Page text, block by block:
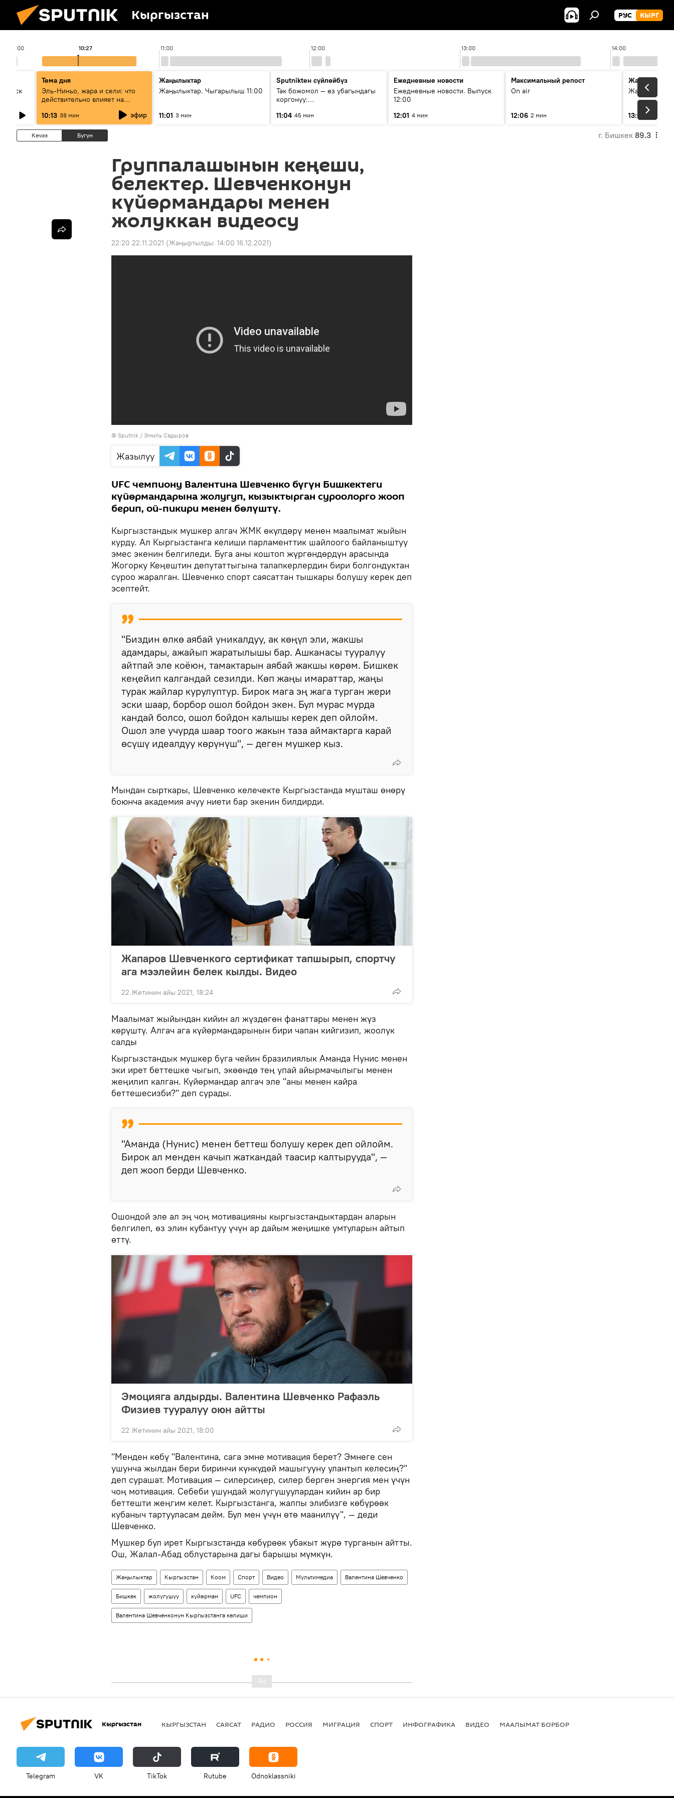
Кыргызстан РУС КЫРГ
10:00 11:00 12:00 13:00 14:00
10:27
Тема дня
Эль-Ниньо, жара и сели: что
действительно влияет на
10:13 38 мин эфир
Жаңылыктар
Жаңылыктар. Чыгарылыш 11:00
11:01 3 мин
Sputnikteн сүйлөйбүз
Так божомол — өз убагындагы
коргонуу:
кантип өркүндөтүлүүдө
11:04 45 мин
Ежедневные новости
Ежедневные новости. Выпуск
12:00
12:01 4 мин
Максимальный репост
On air
12:06 2 мин
Жаңылыктар
13:01 3 мин
Кечээ Бүгүн г. Бишкек 89.3
Группалашынын кеңеши,
белектер. Шевченконун
күйөрмандары менен
жолуккан видеосу
22:20 22.11.2021 (Жаңыртылды: 14:00 16.12.2021)
© Sputnik / Эмиль Садыров
Жазылуу
UFC чемпиону Валентина Шевченко бүгүн Бишкектеги
күйөрмандарына жолугуп, кызыктырган суроолорго жооп
берип, ой-пикири менен бөлүштү.
Кыргызстандык мушкер алгач ЖМК өкүлдөрү менен маалымат жыйын
курду. Ал Кыргызстанга келиши парламенттик шайлоого байланыштуу
эмес экенин белгиледи. Буга аны коштоп жүргөндөрдүн арасында
Жогорку Кеңештин депутаттыгына талапкерлердин бири болгондуктан
суроо жаралган. Шевченко спорт саясаттан тышкары болушу керек деп
эсептейт.
"Биздин өлкө аябай уникалдуу, ак көңүл эли, жакшы
адамдары, ажайып жаратылышы бар. Ашканасы тууралуу
айтпай эле коёюн, тамактарын аябай жакшы көрөм. Бишкек
кеңейип калгандай сезилди. Көп жаңы имараттар, жаңы
турак жайлар курулуптур. Бирок мага эң жага турган жери
эски шаар, борбор ошол бойдон экен. Бул мурас мурда
кандай болсо, ошол бойдон калышы керек деп ойлойм.
Ошол эле учурда шаар тоого жакын таза аймактарга карай
өсүшү идеалдуу көрүнүш", — деген мушкер кыз.
Мындан сырткары, Шевченко келечекте Кыргызстанда мушташ өнөрү
боюнча академия ачуу ниети бар экенин билдирди.
Жапаров Шевченкого сертификат тапшырып, спортчу
ага мээлейин белек кылды. Видео
22 Жетинин айы 2021, 18:24
Маалымат жыйындан кийин ал жүздөгөн фанаттары менен жүз
көрүштү. Алгач ага күйөрмандарынын бири чапан кийгизип, жоолук
салды
Кыргызстандык мушкер буга чейин бразилиялык Аманда Нунис менен
эки ирет беттешке чыгып, экөөндө тең упай айырмачылыгы менен
жеңилип калган. Күйөрмандар алгач эле "аны менен кайра
беттешесизби?" деп сурады.
"Аманда (Нунис) менен беттеш болушу керек деп ойлойм.
Бирок ал менден качып жаткандай таасир калтырууда", —
деп жооп берди Шевченко.
Ошондой эле ал эң чоң мотивацияны кыргызстандыктардан аларын
белгилеп, өз элин кубантуу үчүн ар дайым жеңишке умтуларын айтып
өттү.
Эмоцияга алдырды. Валентина Шевченко Рафаэль
Физиев тууралуу оюн айтты
22 Жетинин айы 2021, 18:00
"Менден көбү "Валентина, сага эмне мотивация берет? Эмнеге сен
ушунча жылдан бери биринчи күнкүдөй машыгууну улантып келесиң?"
деп сурашат. Мотивация — силерсиңер, силер берген энергия мен үчүн
чоң мотивация. Себеби ушундай жолугушуулардан кийин ар бир
беттешти жеңгим келет. Кыргызстанга, жалпы элибизге көбүрөөк
кубаныч тартууласам дейм. Бул мен үчүн өтө маанилүү", — деди
Шевченко.
Мушкер бул ирет Кыргызстанда көбүрөөк убакыт жүрө турганын айтты.
Ош, Жалал-Абад облустарына дагы барышы мүмкүн.
Жаңылыктар Кыргызстан Коом Спорт Видео Мультимедиа Валентина Шевченко
Бишкек жолугушуу күйөрман UFC чемпион
Валентина Шевченконун Кыргызстанга келиши
Кыргызстан КЫРГЫЗСТАН САЯСАТ РАДИО РОССИЯ МИГРАЦИЯ СПОРТ ИНФОГРАФИКА ВИДЕО МААЛЫМАТ БОРБОР
Telegram VK ТikТоk Rutube Odnoklassniki